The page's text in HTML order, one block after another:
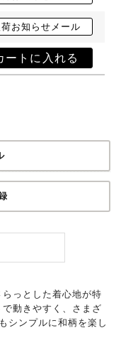
っとした着心地が特
動きやすく、さまざ
シンプルに和柄を楽し